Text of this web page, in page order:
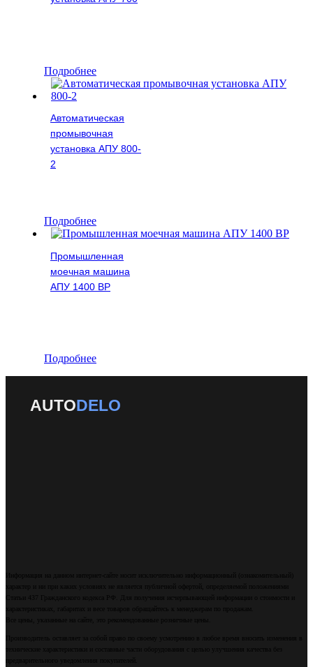
Подробнее
Автоматическая
промывочная
установка АПУ 800-
2
Подробнее
Промышленная
моечная машина
АПУ 1400 ВР
Подробнее
AUTODELO
Информация на данном интернет-сайте носит исключительно информационный (ознакомительный)
характер и ни при каких условиях не является публичной офертой, определяемой положениями
Статьи 437 Гражданского кодекса РФ. Для получения исчерпывающей информации о стоимости и
характеристиках, габаритах и весе товаров обращайтесь к менеджерам по продажам.
Все цены, указанные на сайте, это рекомендованные розничные цены.
Производитель оставляет за собой право по своему усмотрению в любое время вносить изменения в
технические характеристики и составные части оборудования с целью улучшения качества без
предварительного уведомления покупателей.